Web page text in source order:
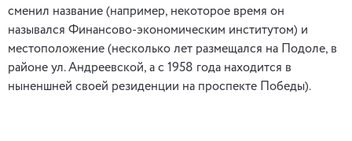
сменил название (например, некоторое время он
назывался Финансово-экономическим институтом) и
местоположение (несколько лет размещался на Подоле, в
районе ул. Андреевской, а с 1958 года находится в
ныненшней своей резиденции на проспекте Победы).